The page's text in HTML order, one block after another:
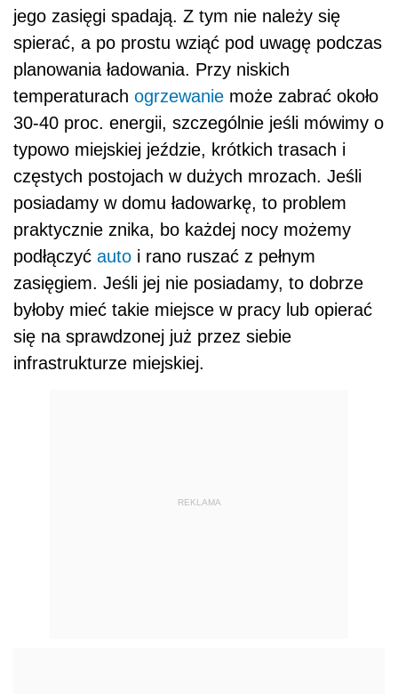
jego zasięgi spadają. Z tym nie należy się
spierać, a po prostu wziąć pod uwagę podczas
planowania ładowania. Przy niskich
temperaturach ogrzewanie może zabrać około
30-40 proc. energii, szczególnie jeśli mówimy o
typowo miejskiej jeździe, krótkich trasach i
częstych postojach w dużych mrozach. Jeśli
posiadamy w domu ładowarkę, to problem
praktycznie znika, bo każdej nocy możemy
podłączyć auto i rano ruszać z pełnym
zasięgiem. Jeśli jej nie posiadamy, to dobrze
byłoby mieć takie miejsce w pracy lub opierać
się na sprawdzonej już przez siebie
infrastrukturze miejskiej.
REKLAMA